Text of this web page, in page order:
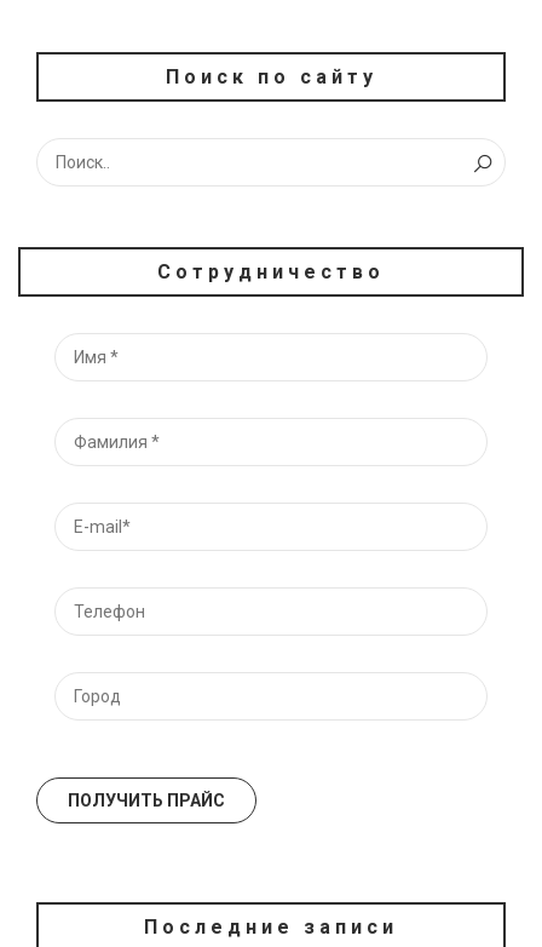
Поиск по сайту
Сотрудничество
Последние записи